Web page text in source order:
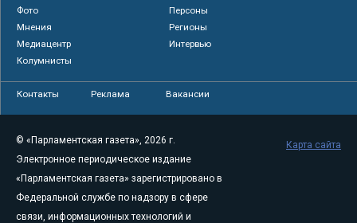
Фото
Персоны
Мнения
Регионы
Медиацентр
Интервью
Колумнисты
Контакты Реклама Вакансии
© «Парламентская газета», 2026 г.
Электронное периодическое издание
«Парламентская газета» зарегистрировано в
Федеральной службе по надзору в сфере
связи, информационных технологий и
Карта сайта